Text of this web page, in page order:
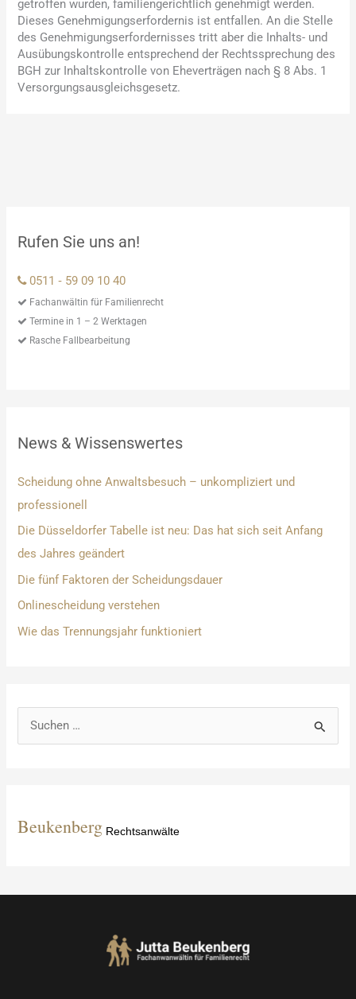
getroffen wurden, familiengerichtlich genehmigt werden.
Dieses Genehmigungserfordernis ist entfallen. An die Stelle
des Genehmigungserfordernisses tritt aber die Inhalts- und
Ausübungskontrolle entsprechend der Rechtssprechung des
BGH zur Inhaltskontrolle von Eheverträgen nach § 8 Abs. 1
Versorgungsausgleichsgesetz.
Rufen Sie uns an!
0511 ‑ 59 09 10 40
Fachanwältin für Familienrecht
Termine in 1 – 2 Werktagen
Rasche Fallbearbeitung
News & Wissenswertes
Scheidung ohne Anwaltsbesuch – unkompliziert und
professionell
Die Düsseldorfer Tabelle ist neu: Das hat sich seit Anfang
des Jahres geändert
Die fünf Faktoren der Scheidungsdauer
Onlinescheidung verstehen
Wie das Trennungsjahr funktioniert
u
n
Beukenberg Rechtsanwälte